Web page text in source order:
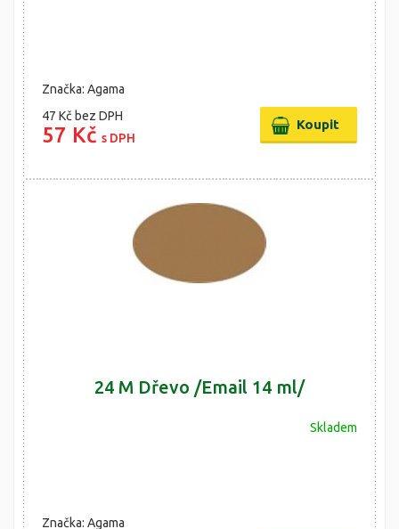
Značka: Agama
47 Kč bez DPH
57 Kč s DPH
24 M Dřevo /Email 14 ml/
Skladem
Značka: Agama